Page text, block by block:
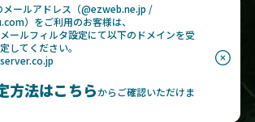
メールアドレス（@ezweb.ne.jp /
）をご利用のお客様は、
ールフィルタ設定にて以下のドメインを受
してください。
方法はこちらからご確認いただけま